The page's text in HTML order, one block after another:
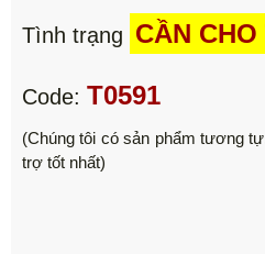
Tình trạng CẦN CHO
Code: T0591
(Chúng tôi có sản phẩm tương
trợ tốt nhất)